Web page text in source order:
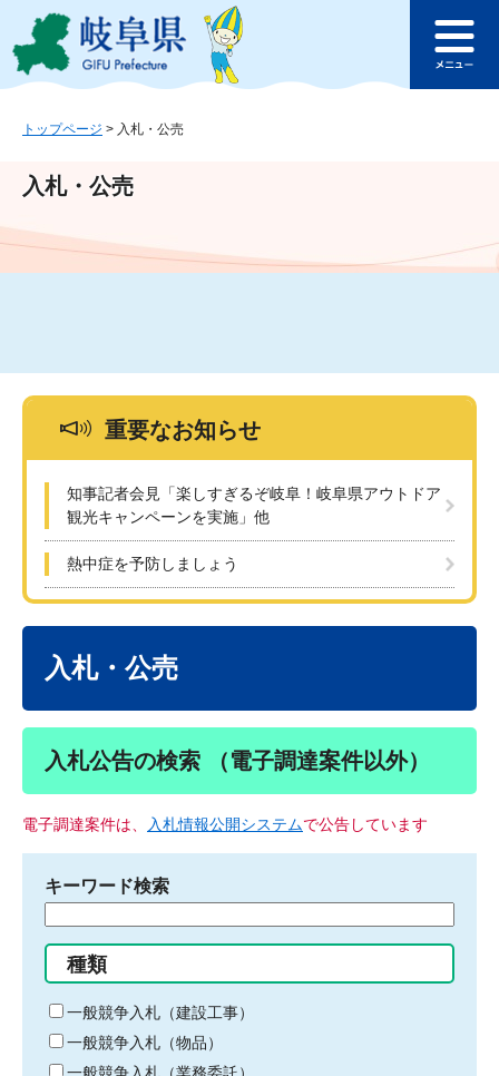
ジ
ュ
文
このページの本文へ
ュ
トップページ > 入札・公売
入札・公売
重要なお知らせ
知事記者会見「楽しすぎるぞ岐阜！岐阜県アウトドア
観光キャンペーンを実施」他
熱中症を予防しましょう
入札・公売
入札公告の検索 （電子調達案件以外）
電子調達案件は、 入札情報公開システムで公告しています
キーワード検索
る
キ
ー
ワ
種類
一般競争入札（建設工事）
一般競争入札（物品）